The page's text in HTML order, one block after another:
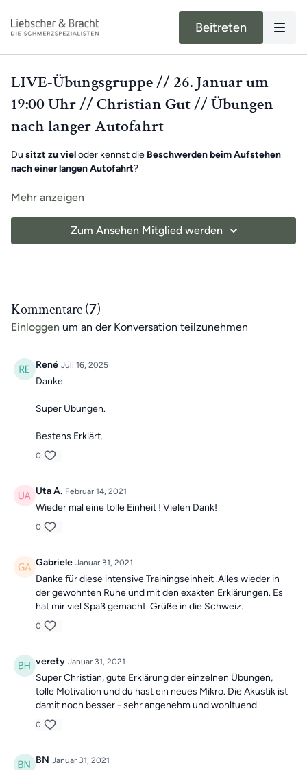
Beitreten
LIVE-Übungsgruppe // 26. Januar um
19:00 Uhr // Christian Gut // Übungen
nach langer Autofahrt
Du sitzt zu vieloder kennst die Beschwerden beim Aufstehen
nach einer langen Autofahrt?
Dann ist Christians Live-Training die ideale Übungseinheit, um
deine einseitigen Bewegungen aus und werde beweglich.
Mehr anzeigen
Zum Ansehen Mitglied werden
Kommentare (7)
Einloggen um an der Konversation teilzunehmen
René Juli 16, 2025
Danke.
Super Übungen.
Bestens Erklärt.
0
Uta A. Februar 14, 2021
Wieder mal eine tolle Einheit ! Vielen Dank!
0
Gabriele Januar 31, 2021
Danke für diese intensive Trainingseinheit .Alles wieder in
der gewohnten Ruhe und mit den exakten Erklärungen. Es
hat mir viel Spaß gemacht. Grüße in die Schweiz.
0
verety Januar 31, 2021
Super Christian, gute Erklärung der einzelnen Übungen,
tolle Motivation und du hast ein neues Mikro. Die Akustik ist
damit noch besser - sehr angenehm und wohltuend.
0
BN Januar 31, 2021